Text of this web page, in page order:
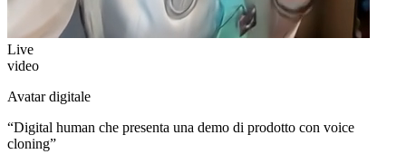
Live
video
Avatar digitale
“Digital human che presenta una demo di prodotto con voice
cloning”